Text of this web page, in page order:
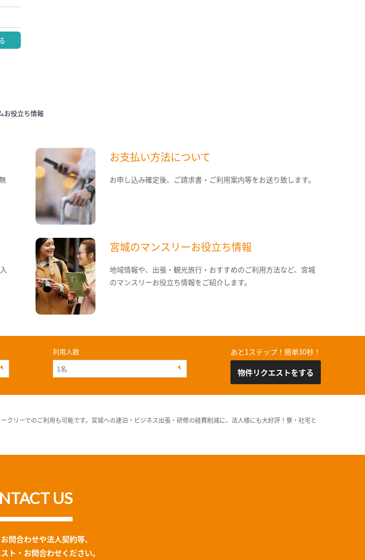
お役立ち情報
お支払い方法について
お申し込み確定後、ご請求書・ご利用案内等をお送り致します。
宮城のマンスリーお役立ち情報
地域情報や、出張・観光旅行・おすすめのご利用方法など、宮城
のマンスリーお役立ち情報をご紹介します。
利用人数 あと1ステップ！簡単30秒！
物件リクエストをする
リーでのご利用も可能です。宮城への連泊・ビジネス出張・研修の経費削減に、法人様にも大好評！寮・社宅と
US
問合わせや法人契約等、
ト・お問合わせください。